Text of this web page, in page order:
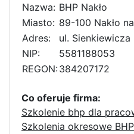
Nazwa: BHP Nakło
Miasto: 89-100 Nakło
Adres:
ul. Sienkiewicza
NIP:
5581188053
REGON:384207172
Co oferuje firma:
Szkolenie bhp dla
Szkolenia okresowe